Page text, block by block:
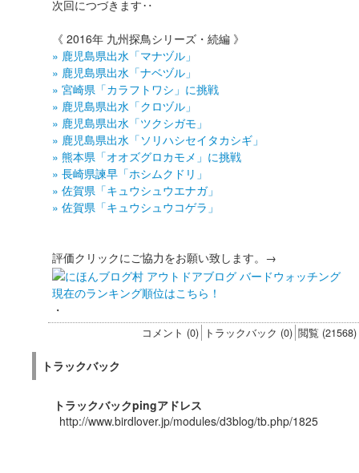
次回につづきます‥
《 2016年 九州探鳥シリーズ・続編 》
» 鹿児島県出水「マナヅル」
» 鹿児島県出水「ナベヅル」
» 宮崎県「カラフトワシ」に挑戦
» 鹿児島県出水「クロヅル」
» 鹿児島県出水「ツクシガモ」
» 鹿児島県出水「ソリハシセイタカシギ」
» 熊本県「オオズグロカモメ」に挑戦
» 長崎県諫早「ホシムクドリ」
» 佐賀県「キュウシュウエナガ」
» 佐賀県「キュウシュウコゲラ」
評価クリックにご協力をお願い致します。→
現在のランキング順位はこちら！
・
コメント (0) トラックバック (0) 閲覧 (21568)
トラックバック
トラックバックpingアドレス
http://www.birdlover.jp/modules/d3blog/tb.php/1825